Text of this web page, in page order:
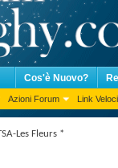
Azioni Forum Link Veloci
Cos'è Nuovo?
Les Fleurs *